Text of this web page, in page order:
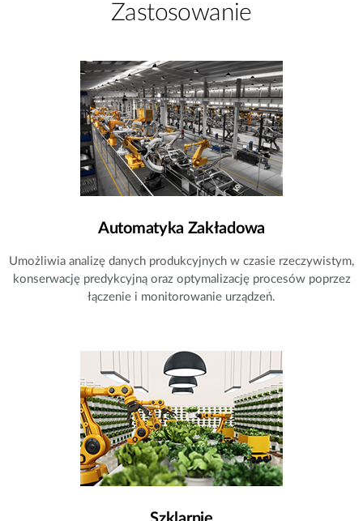
Zastosowanie
Automatyka Zakładowa​
Umożliwia analizę danych produkcyjnych w czasie rzeczywistym,
konserwację predykcyjną oraz optymalizację procesów poprzez
łączenie i monitorowanie urządzeń.